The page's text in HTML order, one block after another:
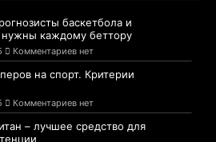
баскетбола и
каждому беттору
Комментариев нет
на спорт. Критерии
Комментариев нет
– лучшее средство для